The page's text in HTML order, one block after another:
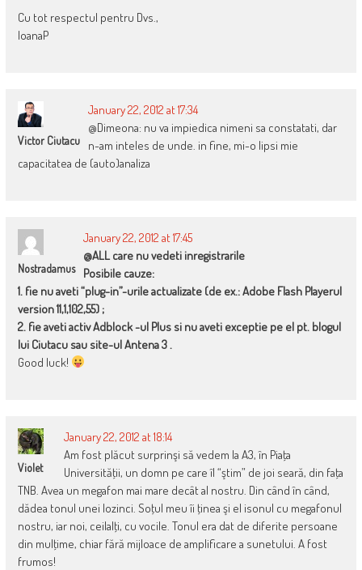
Cu tot respectul pentru Dvs.,
IoanaP
Victor Ciutacu
January 22, 2012 at 17:34
@Dimeona: nu va impiedica nimeni sa constatati, dar
n-am inteles de unde. in fine, mi-o lipsi mie
capacitatea de (auto)analiza
Nostradamus
January 22, 2012 at 17:45
@ALL care nu vedeti inregistrarile
Posibile cauze:
1. fie nu aveti “plug-in”-urile actualizate (de ex.: Adobe Flash Playerul
version 11,1,102,55) ;
2. fie aveti activ Adblock -ul Plus si nu aveti exceptie pe el pt. blogul
lui Ciutacu sau site-ul Antena 3 .
Good luck!
Violet
January 22, 2012 at 18:14
Am fost plăcut surprinşi să vedem la A3, în Piaţa
Universităţii, un domn pe care îl “ştim” de joi seară, din faţa
TNB. Avea un megafon mai mare decât al nostru. Din când în când,
dădea tonul unei lozinci. Soţul meu îi ţinea şi el isonul cu megafonul
nostru, iar noi, ceilalţi, cu vocile. Tonul era dat de diferite persoane
din mulţime, chiar fără mijloace de amplificare a sunetului. A fost
frumos!